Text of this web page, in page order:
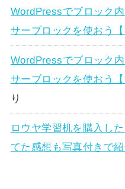
WordPressでブロック
サーブロックを使おう【
WordPressでブロック
サーブロックを使おう【
り
ロウヤ学習机を購入し
てた感想も写真付きで